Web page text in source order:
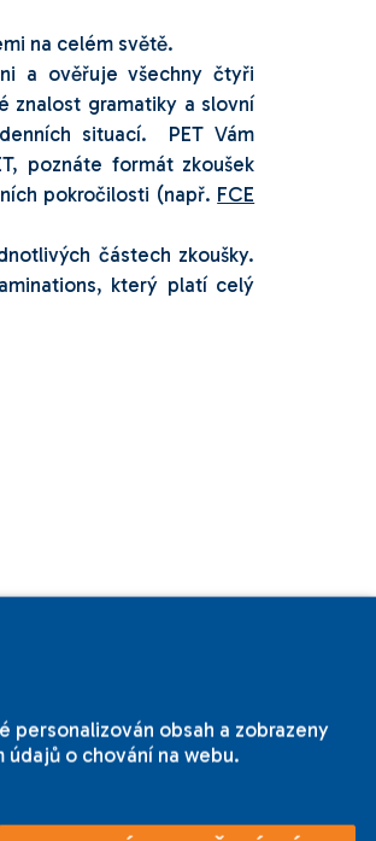
na celém světě.
a ověřuje všechny čtyři
znalost gramatiky a slovní
situací. PET Vám
poznáte formát zkoušek
pokročilosti (např. FCE
částech zkoušky.
který platí celý
.
personalizován obsah a zobrazeny
o chování na webu.